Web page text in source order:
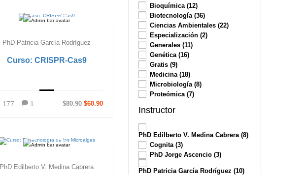
PhD Patricia García Rodríguez
Curso: CRISPR-Cas9
177 1 $80.90$60.90
PhD Edilberto V. Medina Cabrera
Bioquímica (12)
Biotecnología (36)
Ciencias Ambientales (22)
Especialización (2)
Generales (11)
Genética (16)
Gratis (9)
Medicina (18)
Microbiología (8)
Proteómica (7)
Instructor
PhD Edilberto V. Medina Cabrera (8)
Cognita (3)
PhD Jorge Ascencio (3)
PhD Patricia García Rodríguez (10)